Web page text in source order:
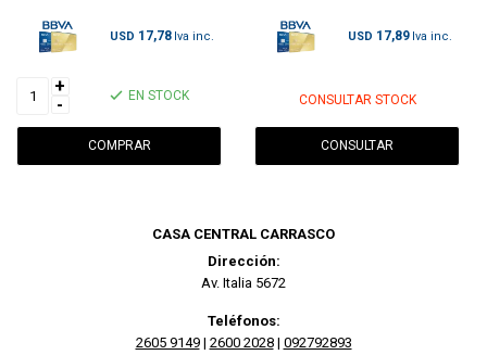
USD 17,78
+
-
EN STOCK
USD 17,89
CONSULTAR STOCK
CONSULTAR
CASA CENTRAL CARRASCO
Dirección:
Av. Italia 5672
Teléfonos:
2605 9149| 2600 2028| 092792893